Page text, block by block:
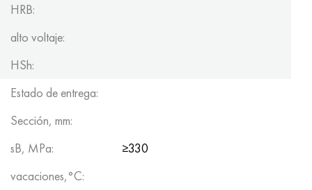
HRB:
alto voltaje:
HSh:
Estado de entrega:
Sección, mm:
sB, MPa:
≥330
vacaciones,°C: